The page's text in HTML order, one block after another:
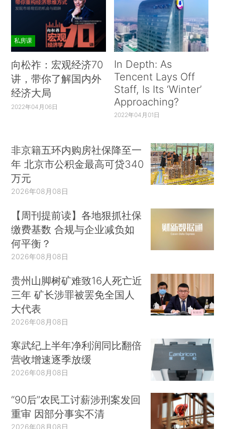
私房课
向松祚：宏观经济70
讲，带你了解国内外
经济大局
2022年04月06日
In Depth: As
Tencent Lays Off
Staff, Is Its ‘Winter’
Approaching?
2022年04月01日
非京籍五环内购房社保降至一
年 北京市公积金最高可贷340
万元
2026年08月08日
【周刊提前读】各地狠抓社保
缴费基数 合规与企业减负如
何平衡？
2026年08月08日
贵州山脚树矿难致16人死亡近
三年 矿长涉罪被罢免全国人
大代表
2026年08月08日
寒武纪上半年净利润同比翻倍
营收增速逐季放缓
2026年08月08日
“90后”农民工讨薪涉刑案发回
重审 因部分事实不清
2026年08月08日